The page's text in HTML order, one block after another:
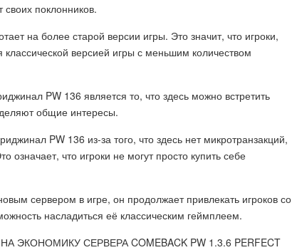
поклонников.
на более старой версии игры. Это значит, что игроки,
версией игры с меньшим количеством
PW 136 является то, что здесь можно встретить
общие интересы.
PW 136 из-за того, что здесь нет микротранзакций,
означает, что игроки не могут просто купить себе
сервером в игре, он продолжает привлекать игроков со
насладиться её классическим геймплеем.
СЕРВЕРА COMEBACK PW 1.3.6 PERFECT